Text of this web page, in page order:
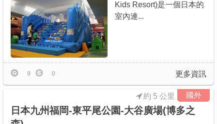
Kids Resort)是一個日本的
室內連...
更多資訊
9 0
國外
約 5 公里
日本九州福岡-東平尾公園-大谷廣場(博多之